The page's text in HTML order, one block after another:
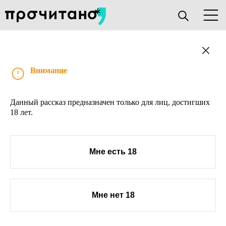
Внимание
Данный рассказ предназначен только для лиц, достигших
18 лет.
Мне есть 18
Мне нет 18